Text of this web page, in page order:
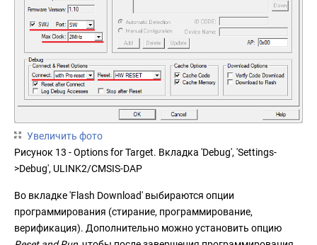
Увеличить фото
Рисунок 13 - Options for Target. Вкладка 'Debug', 'Settings-
>Debug', ULINK2/CMSIS-DAP
Во вкладке 'Flash Download' выбираются опции
программирования (стирание, программирование,
верификация). Дополнительно можно установить опцию